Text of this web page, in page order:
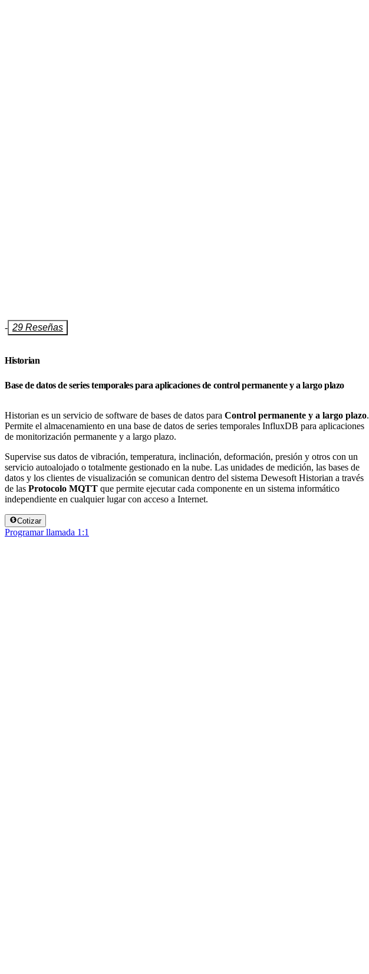
- 29 Reseñas
Historian
Base de datos de series temporales para aplicaciones de control permanente y a largo plazo
Historian es un servicio de software de bases de datos paraControl permanente y a largo plazo.
Permite el almacenamiento en una base de datos de series temporales InfluxDB para aplicaciones
de monitorización permanente y a largo plazo.
Supervise sus datos de vibración, temperatura, inclinación, deformación, presión y otros con un
servicio autoalojado o totalmente gestionado en la nube. Las unidades de medición, las bases de
datos y los clientes de visualización se comunican dentro del sistema Dewesoft Historian a través
de lasProtocolo MQTT que permite ejecutar cada componente en un sistema informático
independiente en cualquier lugar con acceso a Internet.
Cotizar
Programar llamada 1:1